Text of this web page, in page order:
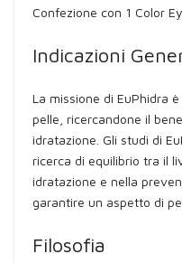
Confezione con 1 Color
Indicazioni
La missione di EuPhidra
pelle, ricercandone il
idratazione. Gli studi di
ricerca di equilibrio tra il
idratazione e nella
garantire un aspetto di
Filosofia